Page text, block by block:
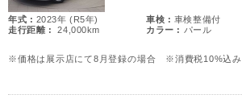
年式 : 2023年 (R5年) 車検 : 車検整備付
走行距離 :
24,000km カラー : パール
※価格は展示店にて8月登録の場合 ※消費税10%込み